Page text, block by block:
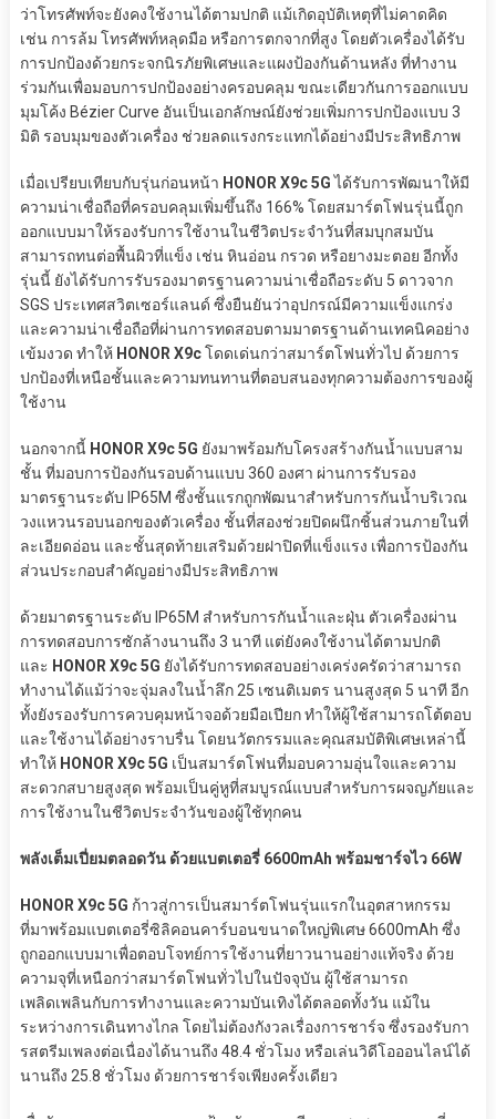
ว่าโทรศัพท์จะยังคงใช้งานได้ตามปกติ แม้เกิดอุบัติเหตุที่ไม่คาดคิด
เช่น การล้ม โทรศัพท์หลุดมือ หรือการตกจากที่สูง โดยตัวเครื่องได้รับ
การปกป้องด้วยกระจกนิรภัยพิเศษและแผงป้องกันด้านหลัง ที่ทำงาน
ร่วมกันเพื่อมอบการปกป้องอย่างครอบคลุม ขณะเดียวกันการออกแบบ
มุมโค้ง Bézier Curve อันเป็นเอกลักษณ์ยังช่วยเพิ่มการปกป้องแบบ 3
มิติ รอบมุมของตัวเครื่อง ช่วยลดแรงกระแทกได้อย่างมีประสิทธิภาพ
เมื่อเปรียบเทียบกับรุ่นก่อนหน้า HONOR X9c 5Gได้รับการพัฒนาให้มี
ความน่าเชื่อถือที่ครอบคลุมเพิ่มขึ้นถึง 166% โดยสมาร์ตโฟนรุ่นนี้ถูก
ออกแบบมาให้รองรับการใช้งานในชีวิตประจำวันที่สมบุกสมบัน
สามารถทนต่อพื้นผิวที่แข็ง เช่น หินอ่อน กรวด หรือยางมะตอย อีกทั้ง
รุ่นนี้ ยังได้รับการรับรองมาตรฐานความน่าเชื่อถือระดับ 5 ดาวจาก
SGS ประเทศสวิตเซอร์แลนด์ ซึ่งยืนยันว่าอุปกรณ์มีความแข็งแกร่ง
และความน่าเชื่อถือที่ผ่านการทดสอบตามมาตรฐานด้านเทคนิคอย่าง
เข้มงวด ทำให้ HONOR X9cโดดเด่นกว่าสมาร์ตโฟนทั่วไป ด้วยการ
ปกป้องที่เหนือชั้นและความทนทานที่ตอบสนองทุกความต้องการของผู้
ใช้งาน
นอกจากนี้ HONOR X9c 5G ยังมาพร้อมกับโครงสร้างกันน้ำแบบสาม
ชั้น ที่มอบการป้องกันรอบด้านแบบ 360 องศา ผ่านการรับรอง
มาตรฐานระดับ IP65M ซึ่งชั้นแรกถูกพัฒนาสำหรับการกันน้ำบริเวณ
วงแหวนรอบนอกของตัวเครื่อง ชั้นที่สองช่วยปิดผนึกชิ้นส่วนภายในที่
ละเอียดอ่อน และชั้นสุดท้ายเสริมด้วยฝาปิดที่แข็งแรง เพื่อการป้องกัน
ส่วนประกอบสำคัญอย่างมีประสิทธิภาพ
ด้วยมาตรฐานระดับ IP65M สำหรับการกันน้ำและฝุ่น ตัวเครื่องผ่าน
การทดสอบการซักล้างนานถึง 3 นาที แต่ยังคงใช้งานได้ตามปกติ
และ HONOR X9c 5G ยังได้รับการทดสอบอย่างเคร่งครัดว่าสามารถ
ทำงานได้แม้ว่าจะจุ่มลงในน้ำลึก 25 เซนติเมตร นานสูงสุด 5 นาที อีก
ทั้งยังรองรับการควบคุมหน้าจอด้วยมือเปียก ทำให้ผู้ใช้สามารถโต้ตอบ
และใช้งานได้อย่างราบรื่น โดยนวัตกรรมและคุณสมบัติพิเศษเหล่านี้
ทำให้ HONOR X9c 5G เป็นสมาร์ตโฟนที่มอบความอุ่นใจและความ
สะดวกสบายสูงสุด พร้อมเป็นคู่หูที่สมบูรณ์แบบสำหรับการผจญภัยและ
การใช้งานในชีวิตประจำวันของผู้ใช้ทุกคน
พลังเต็มเปี่ยมตลอดวัน ด้วยแบตเตอรี่ 6600mAh พร้อมชาร์จไว 66W
HONOR X9c 5G ก้าวสู่การเป็นสมาร์ตโฟนรุ่นแรกในอุตสาหกรรม
ที่มาพร้อมแบตเตอรี่ซิลิคอนคาร์บอนขนาดใหญ่พิเศษ 6600mAh ซึ่ง
ถูกออกแบบมาเพื่อตอบโจทย์การใช้งานที่ยาวนานอย่างแท้จริง ด้วย
ความจุที่เหนือกว่าสมาร์ตโฟนทั่วไปในปัจจุบัน ผู้ใช้สามารถ
เพลิดเพลินกับการทำงานและความบันเทิงได้ตลอดทั้งวัน แม้ใน
ระหว่างการเดินทางไกล โดยไม่ต้องกังวลเรื่องการชาร์จ ซึ่งรองรับกา
รสตรีมเพลงต่อเนื่องได้นานถึง 48.4 ชั่วโมง หรือเล่นวิดีโอออนไลน์ได้
นานถึง 25.8 ชั่วโมง ด้วยการชาร์จเพียงครั้งเดียว